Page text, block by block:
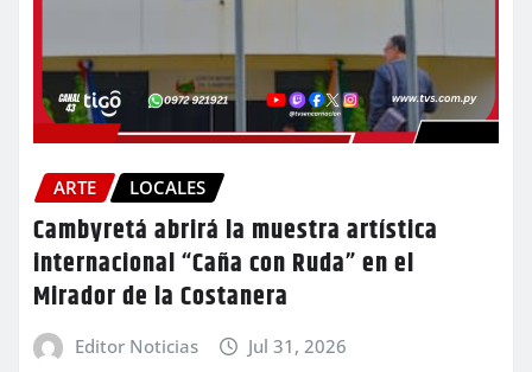
ARTE LOCALES
Cambyretá abrirá la muestra artística
internacional “Caña con Ruda” en el
Mirador de la Costanera
Editor Noticias Jul 31, 2026